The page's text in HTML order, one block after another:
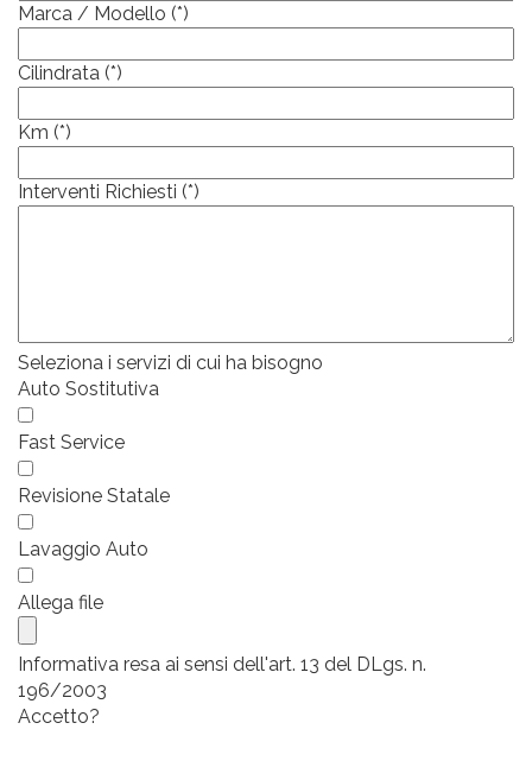
Marca / Modello (*)
Cilindrata (*)
Km (*)
Interventi Richiesti (*)
Seleziona i servizi di cui ha bisogno
Auto Sostitutiva
Fast Service
Revisione Statale
Lavaggio Auto
Allega file
Informativa resa ai sensi dell'art. 13 del DLgs. n.
196/2003
Accetto?